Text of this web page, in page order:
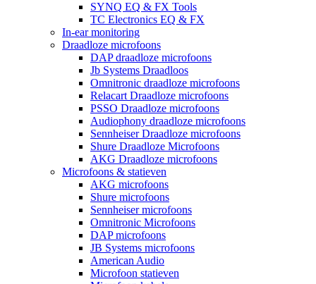
SYNQ EQ & FX Tools
TC Electronics EQ & FX
In-ear monitoring
Draadloze microfoons
DAP draadloze microfoons
Jb Systems Draadloos
Omnitronic draadloze microfoons
Relacart Draadloze microfoons
PSSO Draadloze microfoons
Audiophony draadloze microfoons
Sennheiser Draadloze microfoons
Shure Draadloze Microfoons
AKG Draadloze microfoons
Microfoons & statieven
AKG microfoons
Shure microfoons
Sennheiser microfoons
Omnitronic Microfoons
DAP microfoons
JB Systems microfoons
American Audio
Microfoon statieven